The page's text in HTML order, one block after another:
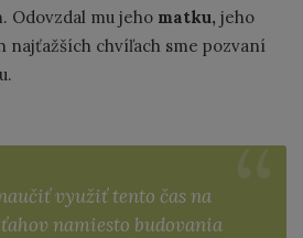
Odovzdal mu jeho matku, jeho
najťažších chvíľach sme pozvaní
využiť tento čas na
namiesto budovania